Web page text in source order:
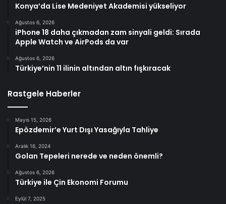
Konya’da Lise Medeniyet Akademisi yükseliyor
Ağustos 6, 2026
iPhone 18 daha çıkmadan zam sinyali geldi: Sırada
Apple Watch ve AirPods da var
Ağustos 6, 2026
Türkiye’nin 11 ilinin altından altın fışkıracak
Rastgele Haberler
Mayıs 15, 2026
Epözdemir’e Yurt Dışı Yasağıyla Tahliye
Aralık 16, 2024
Golan Tepeleri nerede ve neden önemli?
Ağustos 6, 2026
Türkiye ile Çin Ekonomi Forumu
Eylül 7, 2025